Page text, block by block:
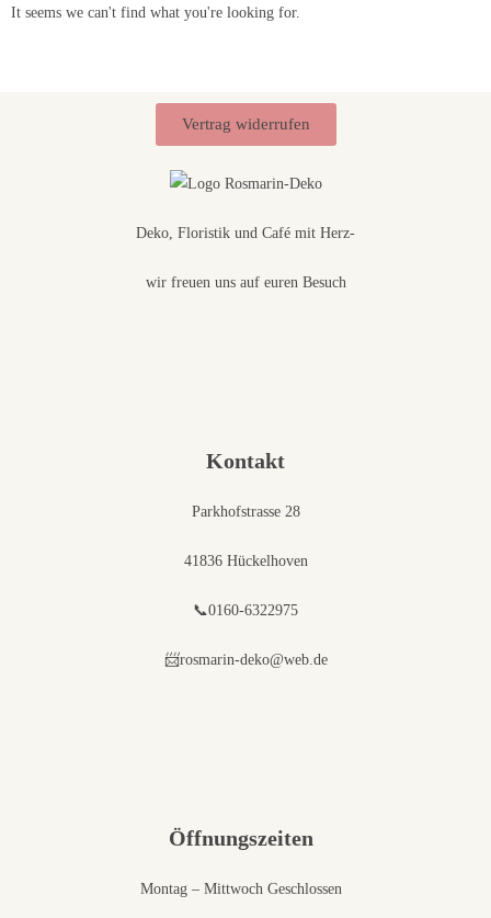
It seems we can't find what you're looking for.
Vertrag widerrufen
Deko, Floristik und Café mit Herz-
wir freuen uns auf euren Besuch
Kontakt
Parkhofstrasse 28
41836 Hückelhoven
📞0160-6322975
📨rosmarin-deko@web.de
Öffnungszeiten
Montag – Mittwoch Geschlossen